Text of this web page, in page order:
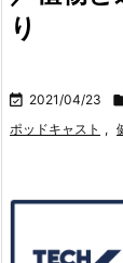
り
 2021/04/23
ポッドキャスト ,